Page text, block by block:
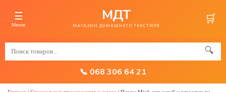
☰
Меню
МДТ
МАГАЗИН ДОМАШНЕГО ТЕКСТИЛЯ 🛒
🔍
📞 068 306 64 21